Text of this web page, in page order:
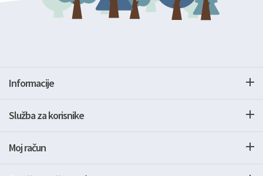
Informacije
Služba za korisnike
Moj račun